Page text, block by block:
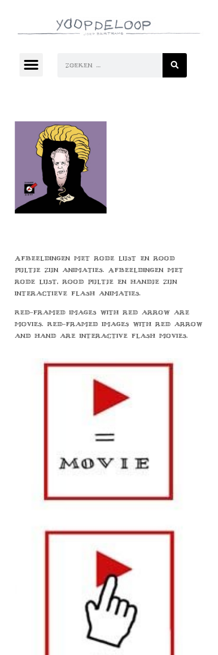
Afbeeldingen met rode lijst en rood
pijltje zijn animaties. Afbeeldingen met
rode lijst, rood pijltje en handje zijn
interactieve flash animaties.
Red-framed images with red arrow are
movies. Red-framed images with red arrow
and hand are interactive flash movies.